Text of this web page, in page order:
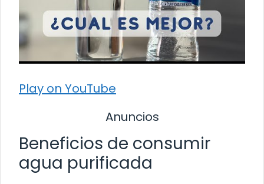
Play on YouTube
Anuncios
Beneficios de consumir
agua purificada